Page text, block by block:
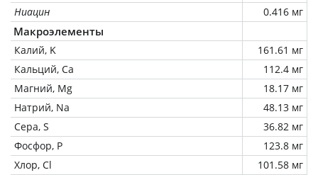
Ниацин
0.416 мг
Макроэлементы
Калий, K
161.61 мг
Кальций, Ca
112.4 мг
Магний, Mg
18.17 мг
Натрий, Na
48.13 мг
Сера, S
36.82 мг
Фосфор, P
123.8 мг
Хлор, Cl
101.58 мг